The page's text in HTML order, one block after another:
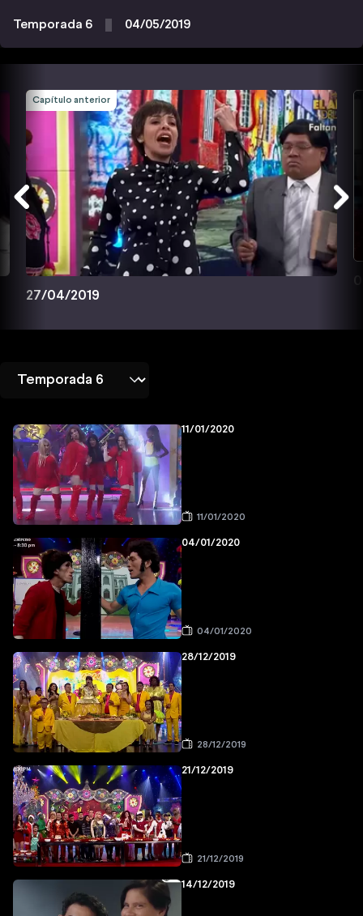
Temporada 6 04/05/2019
Capítulo anterior
27/04/2019
11/01/2020
11/01/2020
04/01/2020
04/01/2020
28/12/2019
28/12/2019
21/12/2019
21/12/2019
14/12/2019